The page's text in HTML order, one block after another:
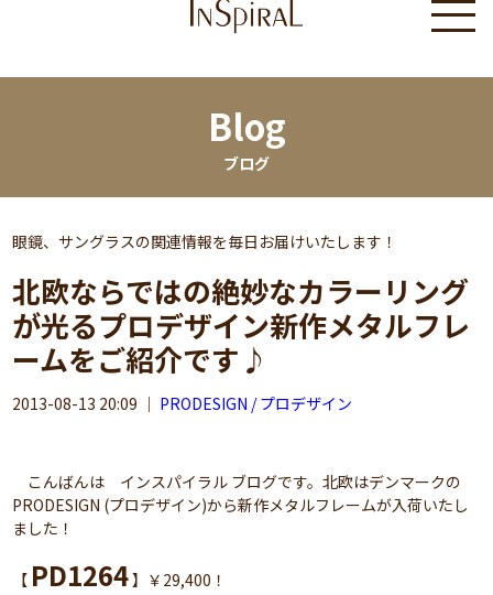
Blog
ブログ
眼鏡、サングラスの関連情報を毎日お届けいたします！
北欧ならではの絶妙なカラーリング
が光るプロデザイン新作メタルフレ
ームをご紹介です♪
2013-08-13 20:09 ｜ PRODESIGN / プロデザイン
こんばんは インスパイラル ブログです。北欧はデンマークの
PRODESIGN (プロデザイン)から新作メタルフレームが入荷いたし
ました！
【 PD1264】￥29,400！